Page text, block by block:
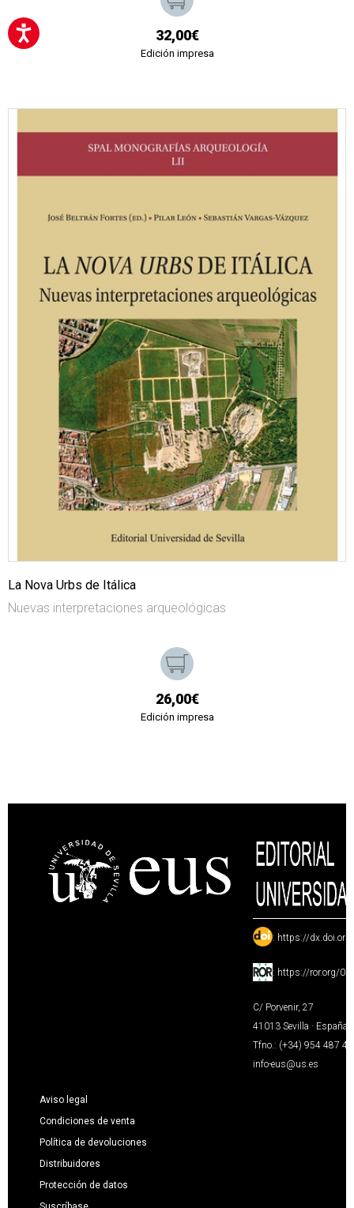
32,00€
Edición impresa
La Nova Urbs de Itálica
Nuevas interpretaciones arqueológicas
26,00€
Edición impresa
: https://
: https://ror.org/
C/ Porvenir, 27
41013 Sevilla · España
Tfno.: (+34) 954 487
info-eus@us.es
Aviso legal
Condiciones de venta
Política de devoluciones
Distribuidores
Protección de datos